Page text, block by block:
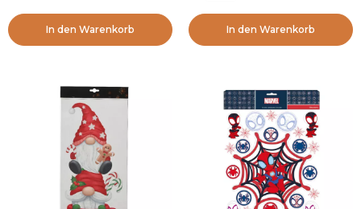
In den Warenkorb In den Warenkorb